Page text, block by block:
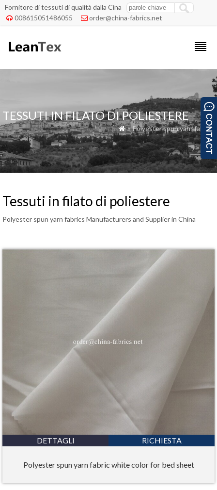
Fornitore di tessuti di qualità dalla Cina
 008615051486055  order@china-fabrics.net
TESSUTI IN FILATO DI POLIESTERE
 » Polyester spun yarn fabrics
Tessuti in filato di poliestere
Polyester spun yarn fabrics Manufacturers and Supplier in China
DETTAGLI RICHIESTA
Polyester spun yarn fabric white color for bed sheet